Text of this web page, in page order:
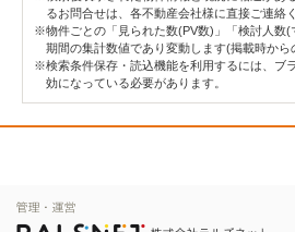
るお問合せは、各不動産会社様に直接ご連絡
※物件ごとの「見られた数(PV数)」「検討人数(
期間の集計数値であり変動します(掲載時から
※検索条件保存・読込機能を利用するには、ブ
効になっている必要があります。